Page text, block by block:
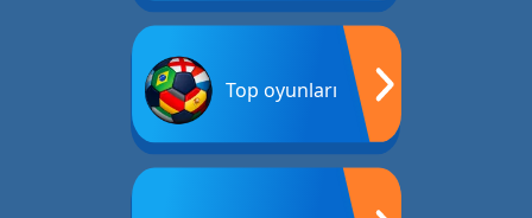
Top oyunları